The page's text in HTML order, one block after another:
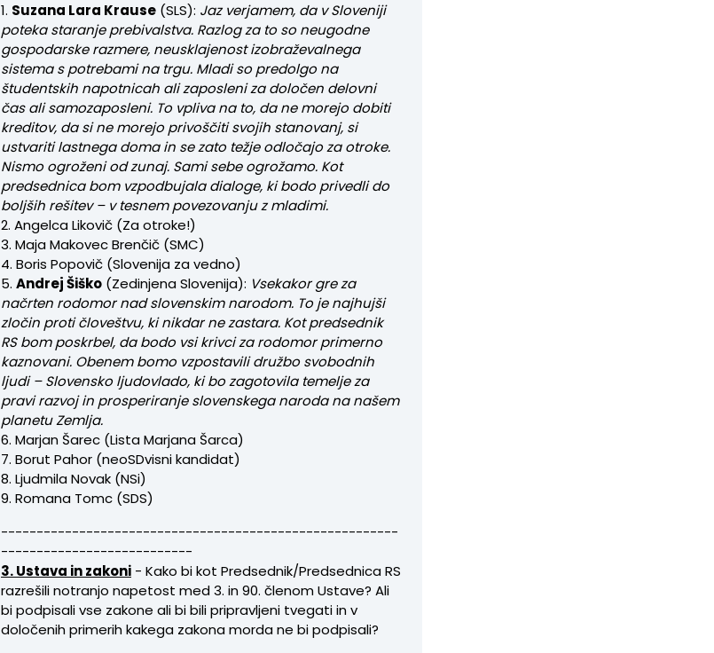
1. Suzana Lara Krause (SLS): Jaz verjamem, da v Sloveniji
poteka staranje prebivalstva. Razlog za to so neugodne
gospodarske razmere, neusklajenost izobraževalnega
sistema s potrebami na trgu. Mladi so predolgo na
študentskih napotnicah ali zaposleni za določen delovni
čas ali samozaposleni. To vpliva na to, da ne morejo dobiti
kreditov, da si ne morejo privoščiti svojih stanovanj, si
ustvariti lastnega doma in se zato težje odločajo za otroke.
Nismo ogroženi od zunaj. Sami sebe ogrožamo. Kot
predsednica bom vzpodbujala dialoge, ki bodo privedli do
boljših rešitev – v tesnem povezovanju z mladimi.
2. Angelca Likovič (Za otroke!)
3. Maja Makovec Brenčič (SMC)
4. Boris Popovič (Slovenija za vedno)
5. Andrej Šiško (Zedinjena Slovenija): Vsekakor gre za
načrten rodomor nad slovenskim narodom. To je najhujši
zločin proti človeštvu, ki nikdar ne zastara. Kot predsednik
RS bom poskrbel, da bodo vsi krivci za rodomor primerno
kaznovani. Obenem bomo vzpostavili družbo svobodnih
ljudi – Slovensko ljudovlado, ki bo zagotovila temelje za
pravi razvoj in prosperiranje slovenskega naroda na našem
planetu Zemlja.
6. Marjan Šarec (Lista Marjana Šarca)
7. Borut Pahor (neoSDvisni kandidat)
8. Ljudmila Novak (NSi)
9. Romana Tomc (SDS)
--------------------------------------------------------
---------------------------
3. Ustava in zakoni - Kako bi kot Predsednik/Predsednica RS
razrešili notranjo napetost med 3. in 90. členom Ustave? Ali
bi podpisali vse zakone ali bi bili pripravljeni tvegati in v
določenih primerih kakega zakona morda ne bi podpisali?